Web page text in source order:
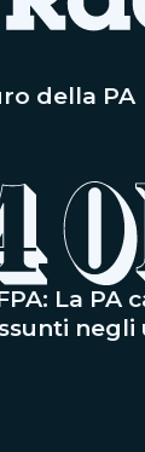
della PA
La PA